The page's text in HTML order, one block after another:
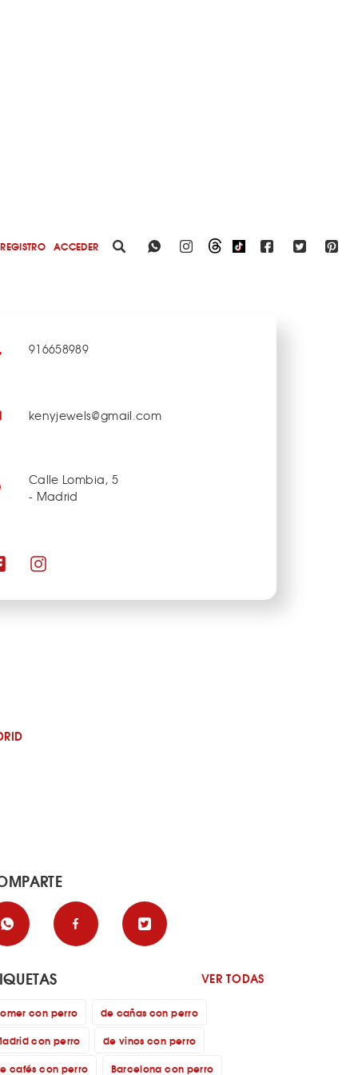
REGISTRO ACCEDER
916658989
kenyjewels@gmail.com
Calle Lombia, 5
- Madrid
VER TODAS
con perro
de cañas con perro
con perro
de vinos con perro
cafés con perro
Barcelona con perro